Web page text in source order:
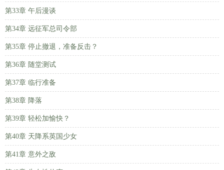
第33章 午后漫谈
第34章 远征军总司令部
第35章 停止撤退，准备反击？
第36章 随堂测试
第37章 临行准备
第38章 降落
第39章 轻松加愉快？
第40章 天降系英国少女
第41章 意外之敌